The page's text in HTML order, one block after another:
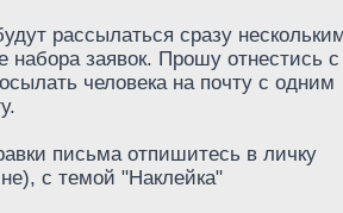
рассылаться сразу
набора заявок. Прошу отнестись с
человека на почту с одним
письма отпишитесь в личку
с темой "Наклейка"